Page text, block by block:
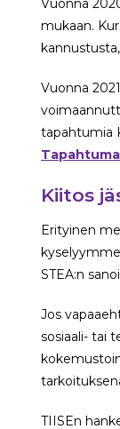
Vuonna
mukaan.
Vuonna
tapahtumia
Kiitos
Erityinen
kyselyymme
STEA:n
Jos
sosiaali- tai
TIISEn